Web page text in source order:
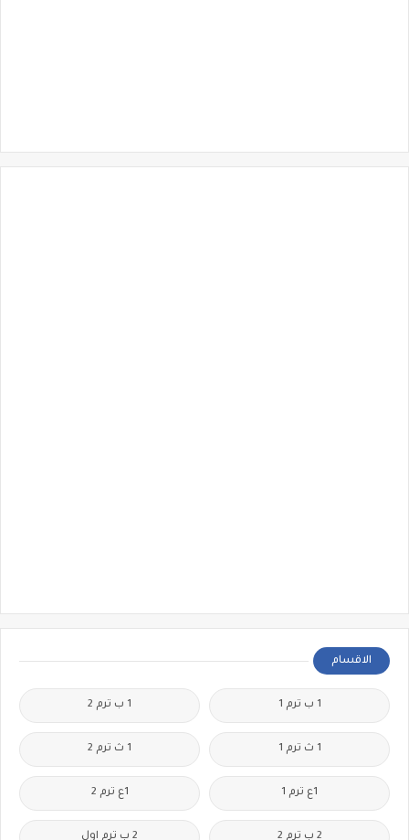
الاقسام
1 ب ترم 1 1 ب ترم 2
1 ث ترم 1 1 ث ترم 2
1ع ترم 1 1ع ترم 2
2 ب ترم 2 2 ب ترم اول